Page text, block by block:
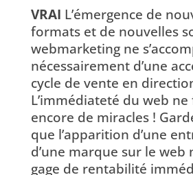
VRAI L’émergence de
formats et de nouvelles
webmarketing ne
nécessairement d’une
cycle de vente en
L’immédiateté du web
encore de miracles !
que l’apparition d’une
d’une marque sur le web
gage de rentabilité